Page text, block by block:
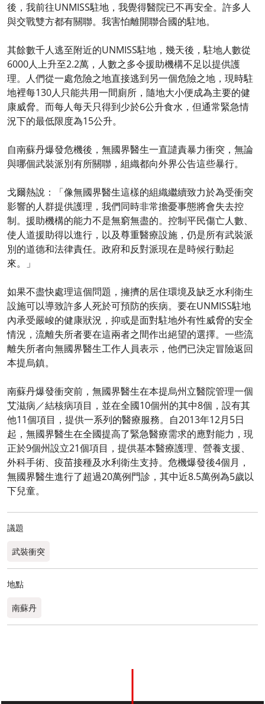
後，我前往UNMISS駐地，我覺得醫院已不再安全。許多人
與交戰雙方都有關聯。我害怕離開聯合國的駐地。
其餘數千人逃至附近的UNMISS駐地，幾天後，駐地人數從
6000人上升至2.2萬，人數之多令援助機構不足以提供護
理。人們從一處危險之地直接逃到另一個危險之地，現時駐
地裡每130人只能共用一間廁所，隨地大小便成為主要的健
康威脅。而每人每天只得到少於6公升食水，但通常緊急情
況下的最低限度為15公升。
自南蘇丹爆發危機後，無國界醫生一直譴責暴力衝突，無論
與哪個武裝派別有所關聯，組織都向外界公告這些暴行。
戈爾熱說：「像無國界醫生這樣的組織繼續致力於為受衝突
影響的人群提供護理，我們同時非常擔憂事態將會失去控
制。援助機構的能力不是無窮無盡的。控制平民傷亡人數、
使人道援助得以進行，以及尊重醫療設施，仍是所有武裝派
別的道德和法律責任。政府和反對派現在是時候行動起
來。」
如果不盡快處理這個問題，擁擠的居住環境及缺乏水利衛生
設施可以導致許多人死於可預防的疾病。要在UNMISS駐地
內承受嚴峻的健康狀況，抑或是面對駐地外有性威脅的安全
情況，流離失所者要在這兩者之間作出絕望的選擇。一些流
離失所者向無國界醫生工作人員表示，他們已決定冒險返回
本提烏鎮。
南蘇丹爆發衝突前，無國界醫生在本提烏州立醫院管理一個
艾滋病／結核病項目，並在全國10個州的其中8個，設有其
他11個項目，提供一系列的醫療服務。自2013年12月5日
起，無國界醫生在全國提高了緊急醫療需求的應對能力，現
正於9個州設立21個項目，提供基本醫療護理、營養支援、
外科手術、疫苗接種及水利衛生支持。危機爆發後4個月，
無國界醫生進行了超過20萬例門診，其中近8.5萬例為5歲以
下兒童。
議題
武裝衝突
地點
南蘇丹